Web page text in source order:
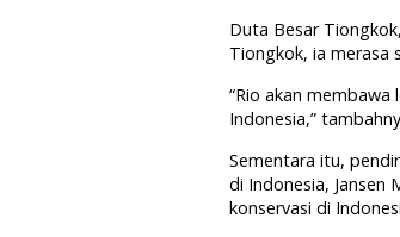
Duta Besar
Tiongkok, ia merasa
“Rio akan
Indonesia,”
Sementara itu,
di Indonesia, Jansen
konservasi di